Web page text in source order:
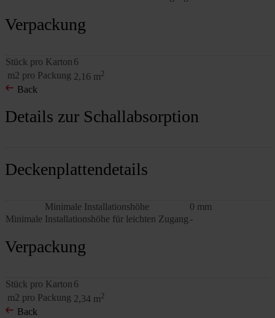
Verpackung
Stück pro Karton 6
m2 pro Packung 2,16 m2
Back
Details zur Schallabsorption
Deckenplattendetails
Minimale Installationshöhe
0 mm
Minimale Installationshöhe für leichten Zugang -
Verpackung
Stück pro Karton 6
m2 pro Packung 2,34 m2
Back